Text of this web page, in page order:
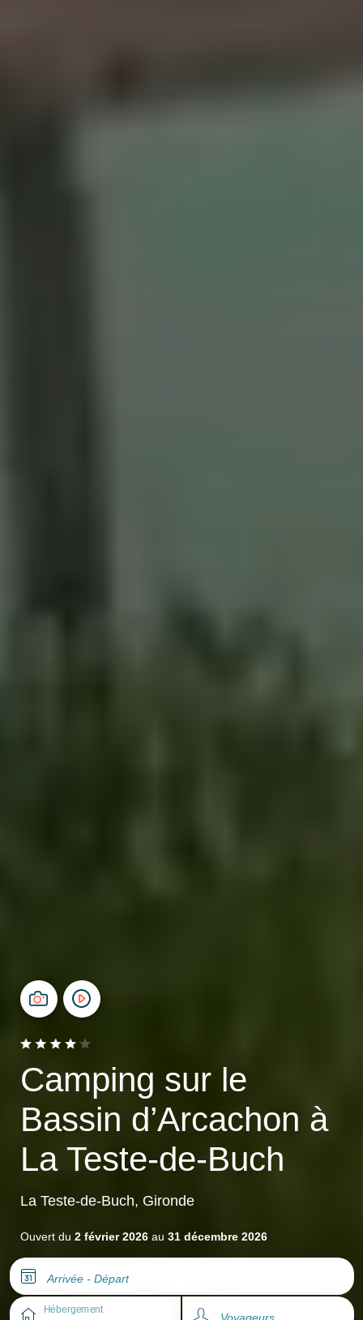
Camping sur le
Bassin d’Arcachon à
La Teste-de-Buch
La Teste-de-Buch, Gironde
Ouvert du 2 février 2026au 31 décembre 2026
Arrivée - Départ
Hébergement
Voyageurs